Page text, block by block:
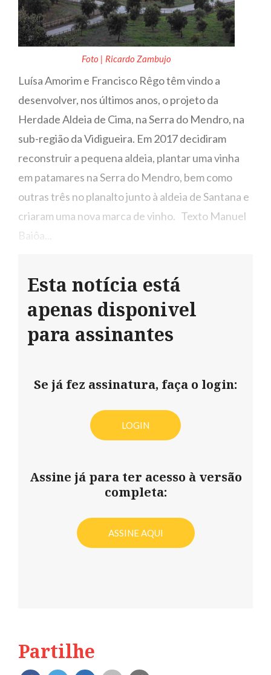
Foto | Ricardo Zambujo
Luísa Amorim e Francisco Rêgo têm vindo a
desenvolver, nos últimos anos, o projeto da
Herdade Aldeia de Cima, na Serra do Mendro, na
sub-região da Vidigueira. Em 2017 decidiram
reconstruir a pequena aldeia, plantar uma vinha
em patamares na Serra do Mendro, bem como
outras três no planalto junto à aldeia de Santana e
criaram uma nova marca de vinho. Texto Manuel
Baiôa...
Esta notícia está
apenas disponivel
para assinantes
Se já fez assinatura, faça o login:
LOGIN
Assine já para ter acesso à versão
completa:
ASSINE AQUI
Partilhe